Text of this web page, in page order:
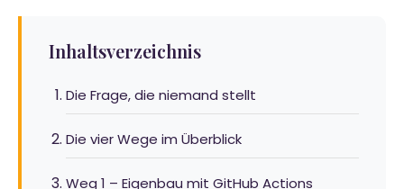
Inhaltsverzeichnis
Die Frage, die niemand stellt
Die vier Wege im Überblick
Weg 1 – Eigenbau mit GitHub Actions